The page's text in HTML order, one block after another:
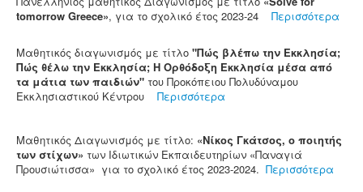
tomorrow Greece», για το σχολικό έτος 2023-24 Περισσότερα
Mαθητικός διαγωνισμός με τίτλο "Πώς βλέπω την Εκκλησία;
Πώς θέλω την Εκκλησία; Η Ορθόδοξη Εκκλησία μέσα από
τα μάτια των παιδιών" του Προκόπειου Πολυδύναμου
Εκκλησιαστικού Κέντρου Περισσότερα
Μαθητικός Διαγωνισμός με τίτλο: «Νίκος Γκάτσος, ο ποιητής
των στίχων» των Ιδιωτικών Εκπαιδευτηρίων «Παναγιά
Προυσιώτισσα» για το σχολικό έτος 2023-2024. Περισσότερα